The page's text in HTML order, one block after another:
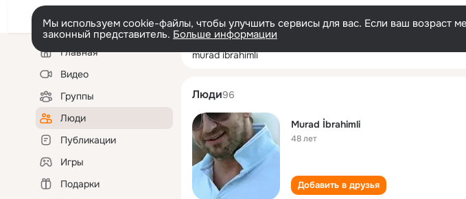
Мы используем cookie-файлы, чтобы улучшить сервисы для вас. Если ваш возраст
законный представитель. Больше информации
Левая
колонкаГлавная
Видео
Группы
Люди
Публикации
Игры
Подарки
murad ibrahimli
Люди96
Murad İbrahimli
48 лет
Добавить в друзья